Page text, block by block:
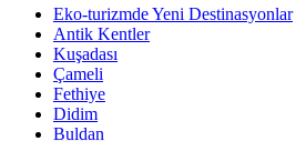
Eko-turizmde Yeni Destinasyonlar
Antik Kentler
Kuşadası
Çameli
Fethiye
Didim
Buldan